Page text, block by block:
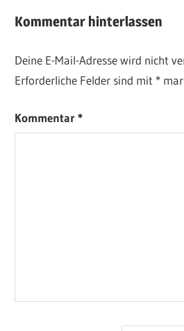
Kommentar hinterlassen
Deine E-Mail-Adresse wird nicht
Erforderliche Felder sind mit *
Kommentar*